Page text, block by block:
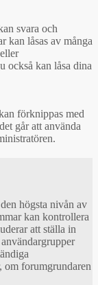
svara och
kan låsas av många
också kan låsa dina
förknippas med
går att använda
högsta nivån av
kan kontrollera
att ställa in
om forumgrundaren